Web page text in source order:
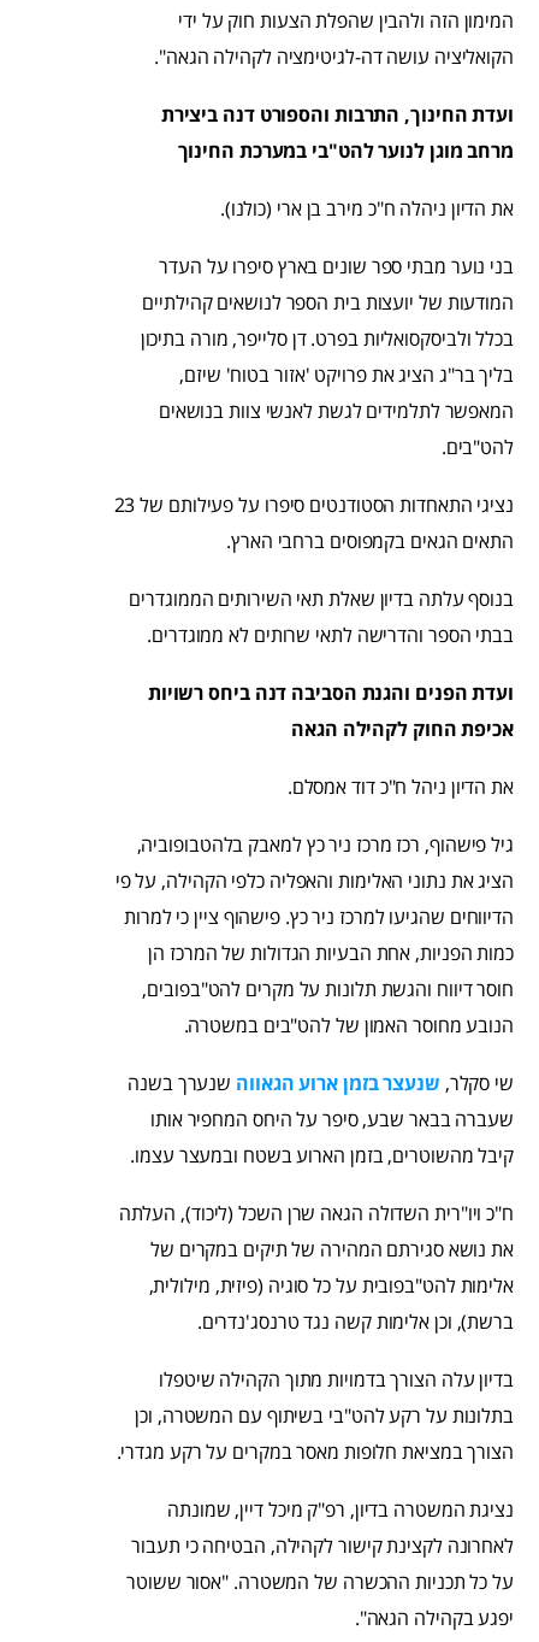
המימון הזה ולהבין שהפלת הצעות חוק על ידי
הקואליציה עושה דה-לגיטימציה לקהילה הגאה".
ועדת החינוך, התרבות והספורט דנה ביצירת
מרחב מוגן לנוער להט"בי במערכת החינוך
את הדיון ניהלה ח"כ מירב בן ארי (כולנו).
בני נוער מבתי ספר שונים בארץ סיפרו על העדר
המודעות של יועצות בית הספר לנושאים קהילתיים
בכלל ולביסקסואליות בפרט. דן סלייפר, מורה בתיכון
בליך בר"ג הציג את פרויקט 'אזור בטוח' שיזם,
המאפשר לתלמידים לגשת לאנשי צוות בנושאים
להט"בים.
נציגי התאחדות הסטודנטים סיפרו על פעילותם של 23
התאים הגאים בקמפוסים ברחבי הארץ.
בנוסף עלתה בדיון שאלת תאי השירותים הממוגדרים
בבתי הספר והדרישה לתאי שרותים לא ממוגדרים.
ועדת הפנים והגנת הסביבה דנה ביחס רשויות
אכיפת החוק לקהילה הגאה
את הדיון ניהל ח"כ דוד אמסלם.
גיל פישהוף, רכז מרכז ניר כץ למאבק בלהטבופוביה,
הציג את נתוני האלימות והאפליה כלפי הקהילה, על פי
הדיווחים שהגיעו למרכז ניר כץ. פישהוף ציין כי למרות
כמות הפניות, אחת הבעיות הגדולות של המרכז הן
חוסר דיווח והגשת תלונות על מקרים להט"בפובים,
הנובע מחוסר האמון של להט"בים במשטרה.
שי סקלר, שנעצר בזמן ארוע הגאווה שנערך בשנה
שעברה בבאר שבע, סיפר על היחס המחפיר אותו
קיבל מהשוטרים, בזמן הארוע בשטח ובמעצר עצמו.
ח"כ ויו"רית השדולה הגאה שרן השכל (ליכוד), העלתה
את נושא סגירתם המהירה של תיקים במקרים של
אלימות להט"בפובית על כל סוגיה (פיזית, מילולית,
ברשת), וכן אלימות קשה נגד טרנסג'נדרים.
בדיון עלה הצורך בדמויות מתוך הקהילה שיטפלו
בתלונות על רקע להט"בי בשיתוף עם המשטרה, וכן
הצורך במציאת חלופות מאסר במקרים על רקע מגדרי.
נציגת המשטרה בדיון, רפ"ק מיכל דיין, שמונתה
לאחרונה לקצינת קישור לקהילה, הבטיחה כי תעבור
על כל תכניות ההכשרה של המשטרה. "אסור ששוטר
יפגע בקהילה הגאה".